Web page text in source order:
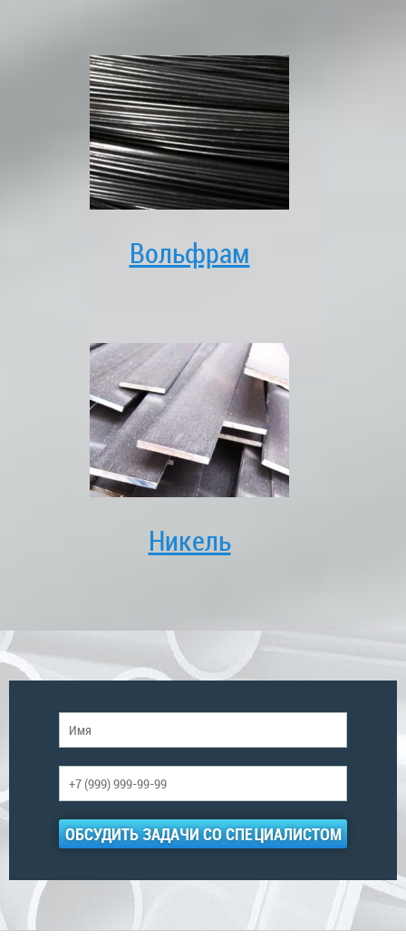
Вольфрам
Никель
ОБСУДИТЬ ЗАДАЧИ СО СПЕЦИАЛИСТОМ